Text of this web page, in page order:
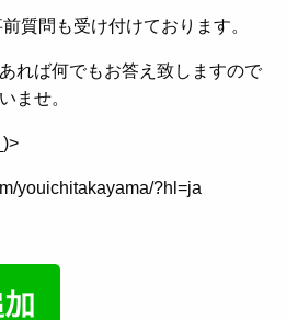
質問も受け付けております。
れば何でもお答え致しますので
ませ。
youichitakayama/?hl=ja